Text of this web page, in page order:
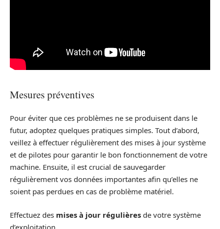
Mesures préventives
Pour éviter que ces problèmes ne se produisent dans le
futur, adoptez quelques pratiques simples. Tout d’abord,
veillez à effectuer régulièrement des mises à jour système
et de pilotes pour garantir le bon fonctionnement de votre
machine. Ensuite, il est crucial de sauvegarder
régulièrement vos données importantes afin qu’elles ne
soient pas perdues en cas de problème matériel.
Effectuez des mises à jour régulières de votre système
d’exploitation.